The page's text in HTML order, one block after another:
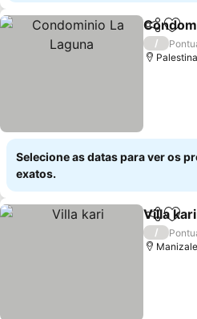
Partilhar
/
Selecione as datas para ver os
exatos.
Partilhar
Villa kari
/